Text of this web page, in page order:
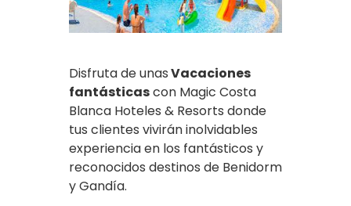
Disfruta de unasVacaciones
fantásticascon Magic Costa
Blanca Hoteles & Resorts donde
tus clientes vivirán inolvidables
experiencia en los fantásticos y
reconocidos destinos de Benidorm
y Gandía.